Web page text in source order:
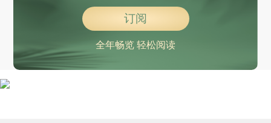
订阅
全年畅览 轻松阅读